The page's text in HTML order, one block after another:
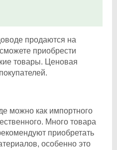
продаются на
приобрести
товары. Ценовая
можно как импортного
Много товара
приобретать
особенно это